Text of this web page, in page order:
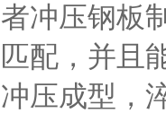
者冲压钢板
匹配，并且
冲压成型，